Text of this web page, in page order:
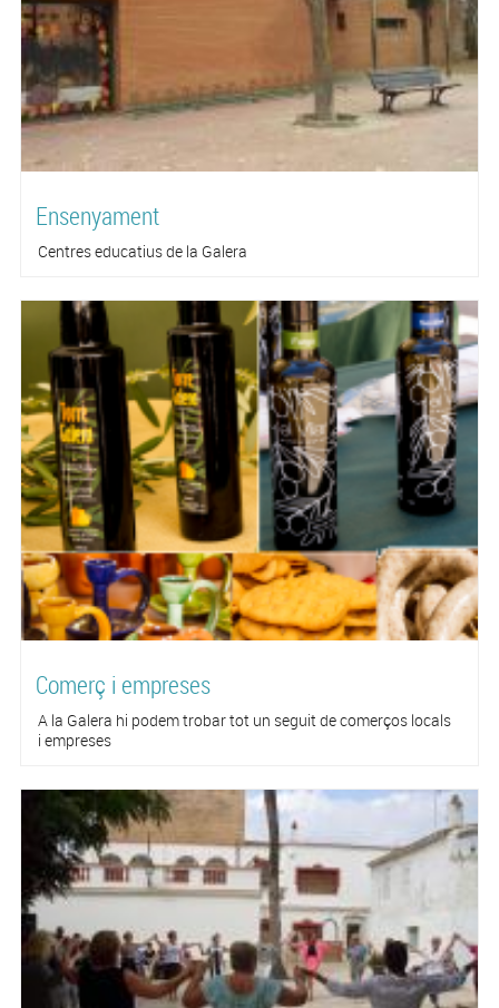
Ensenyament
Centres educatius de la Galera
Comerç i empreses
A la Galera hi podem trobar tot un seguit de comerços locals
i empreses